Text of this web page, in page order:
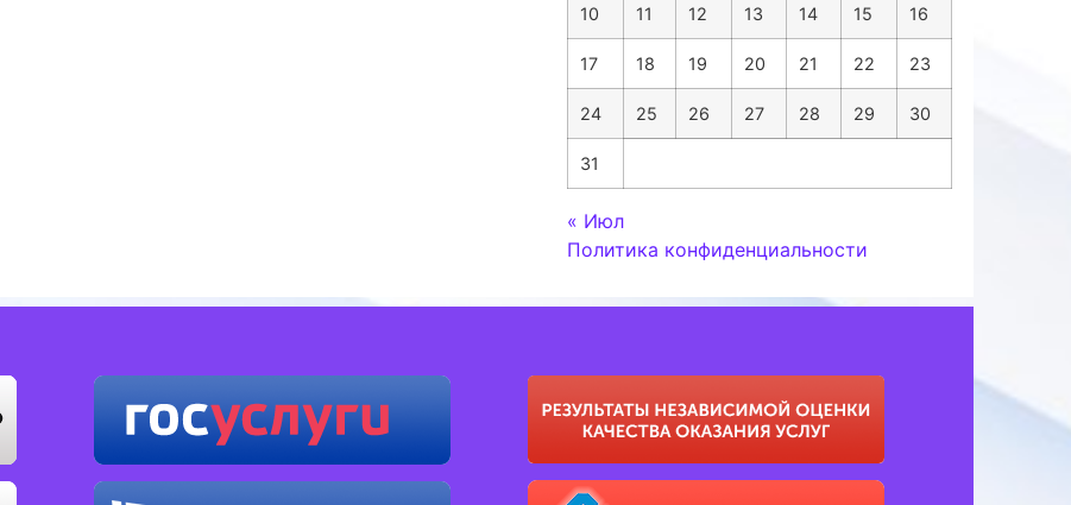
10 11 12 13 14 15 16
17 18 19 20 21 22 23
24 25 26 27 28 29 30
31
« Июл
Политика конфиденциальности